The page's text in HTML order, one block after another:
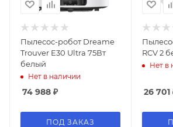
Пылесос-робот Dreame
Trouver E30 Ultra 75Вт
белый
Нет в наличии
74 988 ₽
ПОД ЗАКАЗ
RCV 2
Нет в
26 701